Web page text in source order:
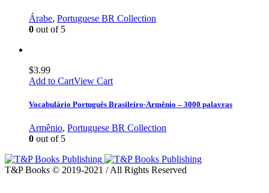
Árabe, Portuguese BR Collection
0 out of 5
$3.99
Add to CartView Cart
Vocabulário Português Brasileiro-Armênio – 3000 palavras
Armênio, Portuguese BR Collection
0 out of 5
T&P Books © 2019-2021 / All Rights Reserved